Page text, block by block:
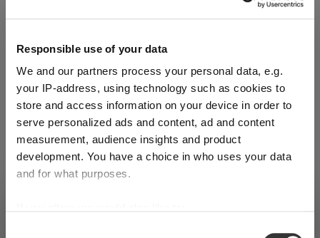
Responsible use of your data
We and our partners process your personal data, e.g.
your IP-address, using technology such as cookies to
store and access information on your device in order to
serve personalized ads and content, ad and content
measurement, audience insights and product
development. You have a choice in who uses your data
and for what purposes.
HANDGEFERTIGTE DEKANTER
Vervollständigen Sie Ihr
Set